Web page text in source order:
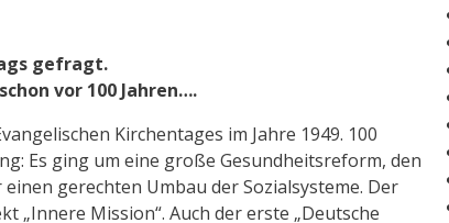
gefragt.
vor 100 Jahren….
Kirchentages im Jahre 1949. 100
Es ging um eine große Gesundheitsreform, den
gerechten Umbau der Sozialsysteme. Der
„Innere Mission“. Auch der erste „Deutsche